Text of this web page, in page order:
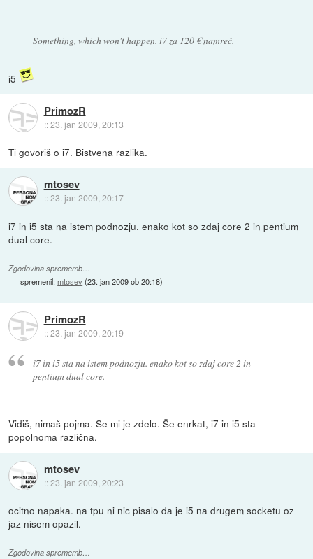
Something, which won't happen. i7 za 120 € namreč.
i5
PrimozR
::23. jan 2009, 20:13
Ti govoriš o i7. Bistvena razlika.
mtosev
::23. jan 2009, 20:17
i7 in i5 sta na istem podnozju. enako kot so zdaj core 2 in pentium
dual core.
Zgodovina sprememb…
spremenil:mtosev(23. jan 2009 ob 20:18)
PrimozR
::23. jan 2009, 20:19
i7 in i5 sta na istem podnozju. enako kot so zdaj core 2 in
pentium dual core.
Vidiš, nimaš pojma. Se mi je zdelo. Še enrkat, i7 in i5 sta
popolnoma različna.
mtosev
::23. jan 2009, 20:23
ocitno napaka. na tpu ni nic pisalo da je i5 na drugem socketu oz
jaz nisem opazil.
Zgodovina sprememb…